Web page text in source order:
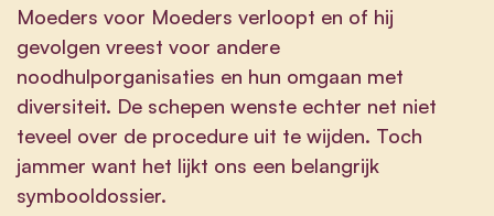
Moeders voor Moeders verloopt en of hij
gevolgen vreest voor andere
noodhulporganisaties en hun omgaan met
diversiteit. De schepen wenste echter net niet
teveel over de procedure uit te wijden. Toch
jammer want het lijkt ons een belangrijk
symbooldossier.